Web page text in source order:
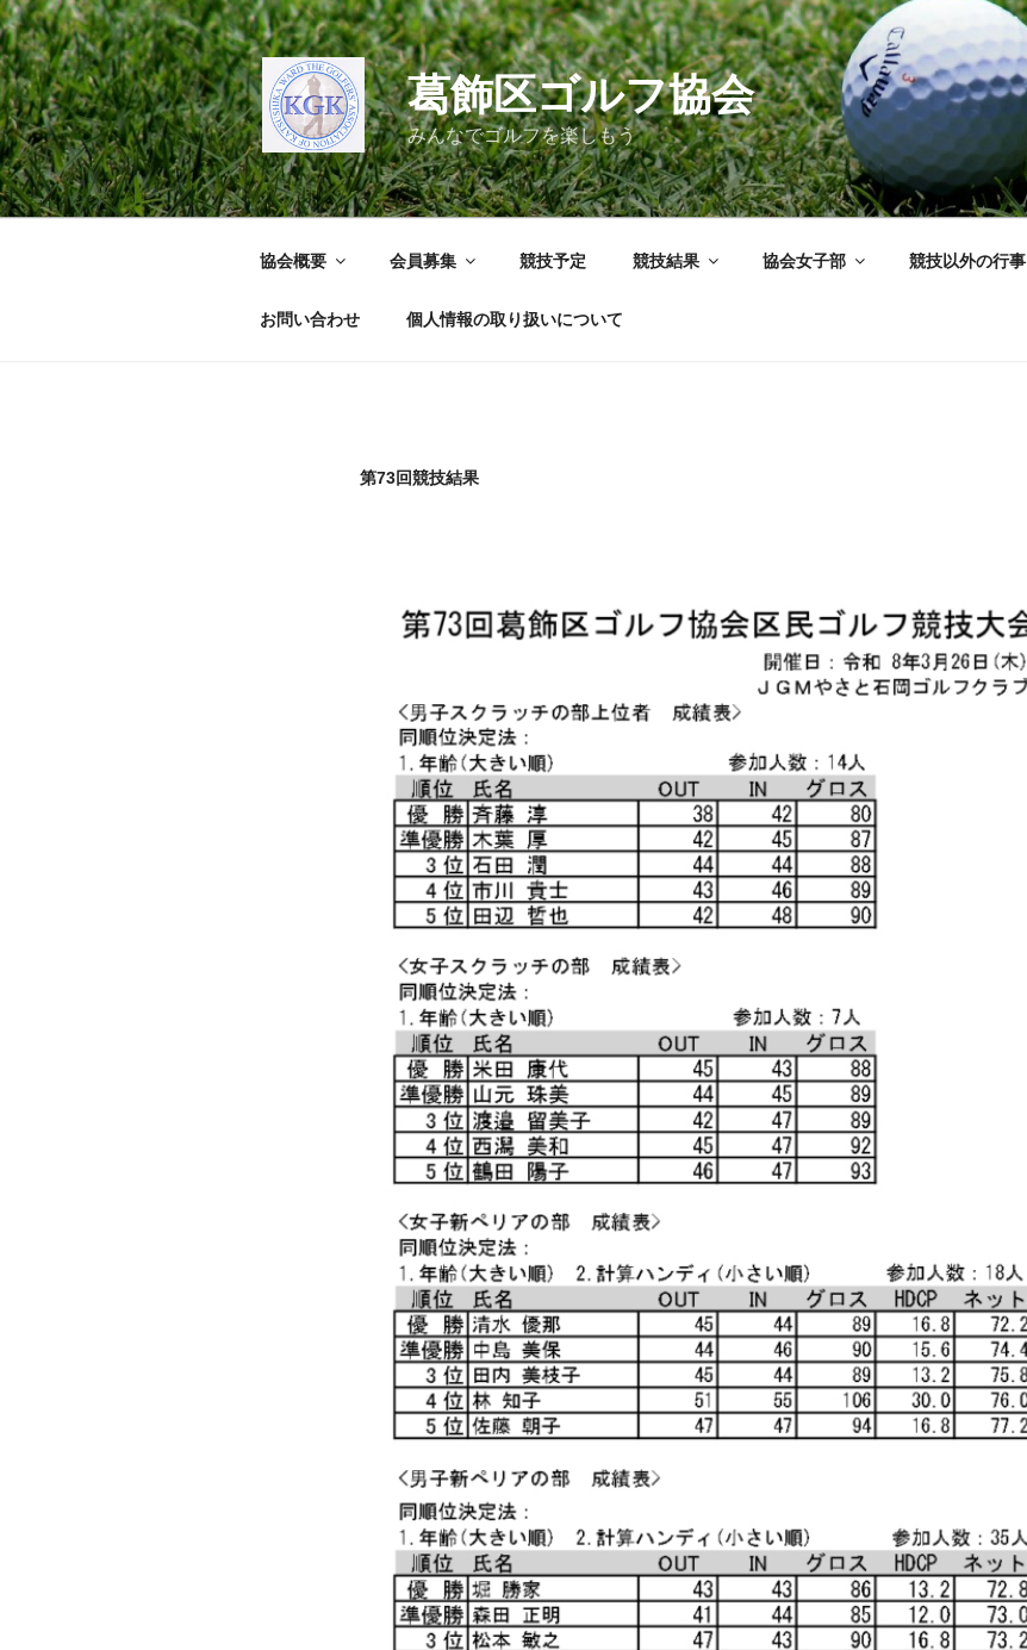
コ
ン
テ
ン
ツ
へ
ス
キ
葛飾区ゴルフ協会
みんなでゴルフを楽しもう
協会概要 会員募集 競技予定 競技結果 協会女子部 競技以外の行事
お問い合わせ 個人情報の取り扱いについて
第73回競技結果